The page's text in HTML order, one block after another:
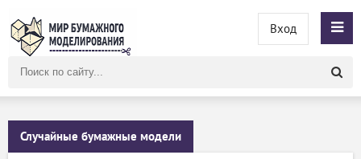
сайту
Вход
Случайные бумажные модели